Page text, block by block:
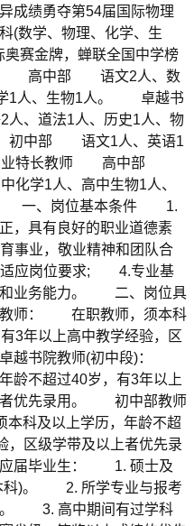
成绩勇夺第54届国际物理
(数学、物理、化学、生
赛金牌，蝉联全国中学榜
高中部 语文2人、数
学1人、生物1人。 卓越书
、道法1人、历史1人、物
初中部 语文1人、英语1
业特长教师 高中部
化学1人、高中生物1人、
一、岗位基本条件 1.
，具有良好的职业道德素
业，敬业精神和团队合
应岗位要求; 4.专业基
和业务能力。 二、岗位具
： 在职教师，须本科
3年以上高中教学经验，区
越书院教师(初中段)：
龄不超过40岁，有3年以上
者优先录用。 初中部教师
科及以上学历，年龄不超
，区级学带及以上者优先录
毕业生： 1. 硕士及
科)。 2. 所学专业与报考
。 3. 高中期间有过学科